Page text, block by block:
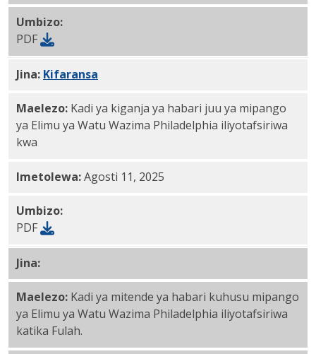
Umbizo:
PDF
Jina: Kifaransa
Maelezo: Kadi ya kiganja ya habari juu ya mipango
ya Elimu ya Watu Wazima Philadelphia iliyotafsiriwa
kwa
Imetolewa:Agosti 11, 2025
Umbizo:
PDF
Jina:Full PDF
Maelezo: Kadi ya mitende ya habari kuhusu mipango
ya Elimu ya Watu Wazima Philadelphia iliyotafsiriwa
katika Fulah.